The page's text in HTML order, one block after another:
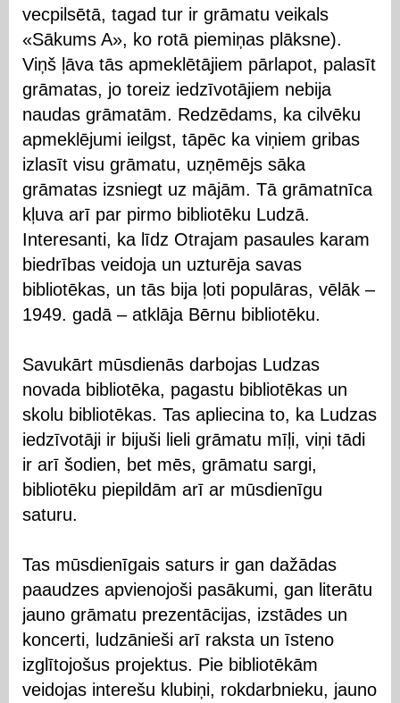
vecpilsētā, tagad tur ir grāmatu veikals
«Sākums A», ko rotā piemiņas plāksne).
Viņš ļāva tās apmeklētājiem pārlapot, palasīt
grāmatas, jo toreiz iedzīvotājiem nebija
naudas grāmatām. Redzēdams, ka cilvēku
apmeklējumi ieilgst, tāpēc ka viņiem gribas
izlasīt visu grāmatu, uzņēmējs sāka
grāmatas izsniegt uz mājām. Tā grāmatnīca
kļuva arī par pirmo bibliotēku Ludzā.
Interesanti, ka līdz Otrajam pasaules karam
biedrības veidoja un uzturēja savas
bibliotēkas, un tās bija ļoti populāras, vēlāk –
1949. gadā – atklāja Bērnu bibliotēku.
Savukārt mūsdienās darbojas Ludzas
novada bibliotēka, pagastu bibliotēkas un
skolu bibliotēkas. Tas apliecina to, ka Ludzas
iedzīvotāji ir bijuši lieli grāmatu mīļi, viņi tādi
ir arī šodien, bet mēs, grāmatu sargi,
bibliotēku piepildām arī ar mūsdienīgu
saturu.
Tas mūsdienīgais saturs ir gan dažādas
paaudzes apvienojoši pasākumi, gan literātu
jauno grāmatu prezentācijas, izstādes un
koncerti, ludzānieši arī raksta un īsteno
izglītojošus projektus. Pie bibliotēkām
veidojas interešu klubiņi, rokdarbnieku, jauno